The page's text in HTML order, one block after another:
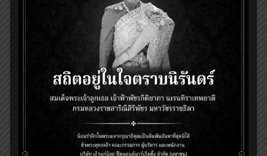
ทานสาหร่ายย่างสุขภาพดีจริงไหม
ด้วยรสชาติที่อร่อย กลมกล่อม และให้พลังงานต่ำ จึงไม่
ยากเลยที่ปัจจุบันสาหร่ายปรุงรสจะเป็นอาหารยามว่างที่
เข้าไปนั่งอยู่ในใจใครหลายต่อหลายคนรวมทั้งสาย
สุขภาพด้วย เช่นกัน เพราะสาหร่ายนั้นขึ้นแท่นเป็นหนึ่งใน
อาหารประเภท Superfood เพราะเป็นวัตถุดิบที่คัดสรร
มาจากธรรมชาติ จึงอุดมไปด้วยคุณค่าทางสารอาหาร
อาทิ ใยอาหาร แร่ธาตุต่าง ๆ ที่สำคัญต่อร่างกาย จึงเป็น
อาหารที่สามารถกินได้ทุกเพศทุกวัย
สามารถหาซื้อสาหร่ายย่างเถ้าแก้น้อยได้ที่ไหนบ้าง
สาหร่ายย่างเถ้าแก่น้อย สามารถหาซื้อได้ที่ร้านค้าปลีก